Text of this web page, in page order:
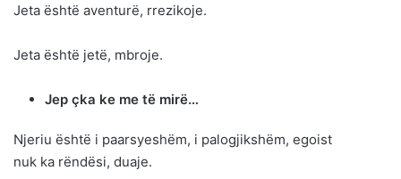
Jeta është aventurë, rrezikoje.
Jeta është jetë, mbroje.
Jep çka ke me të mirë…
Njeriu është i paarsyeshëm, i palogjikshëm, egoist
nuk ka rëndësi, duaje.